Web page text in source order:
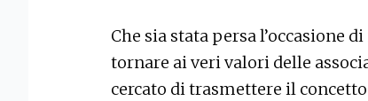
Che sia stata persa l’occasione
tornare ai veri valori delle
cercato di trasmettere il